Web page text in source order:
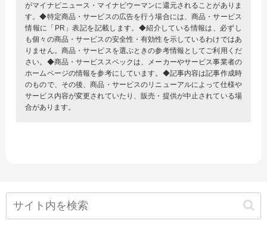
がマイナビニュース・マイナビウーマンに還元されることがありま
す。◆特定商品・サービスの広告を行う場合には、商品・サービス
情報に「PR」表記を記載します。◆紹介している情報は、必ずし
も個々の商品・サービスの安全性・有効性を示しているわけではあ
りません。商品・サービスを選ぶときの参考情報としてご利用くだ
さい。◆商品・サービススペックは、メーカーやサービス事業者の
ホームページの情報を参考にしています。◆記事内容は記事作成時
のもので、その後、商品・サービスのリニューアルによって仕様や
サービス内容が変更されていたり、販売・提供が中止されている場
合があります。